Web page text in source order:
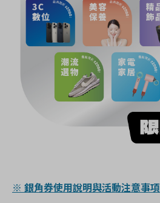
※ 銀角券使用說明與活動注意事項